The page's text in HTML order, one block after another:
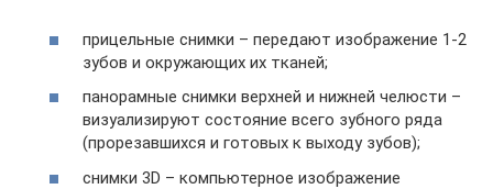
прицельные снимки – передают изображение 1-2
зубов и окружающих их тканей;
панорамные снимки верхней и нижней челюсти –
визуализируют состояние всего зубного ряда
(прорезавшихся и готовых к выходу зубов);
снимки 3D – компьютерное изображение